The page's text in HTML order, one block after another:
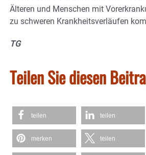
Älteren und Menschen mit
zu schweren Krankheitsverläufen
TG
Teilen Sie diesen
teilen teilen
merken teilen